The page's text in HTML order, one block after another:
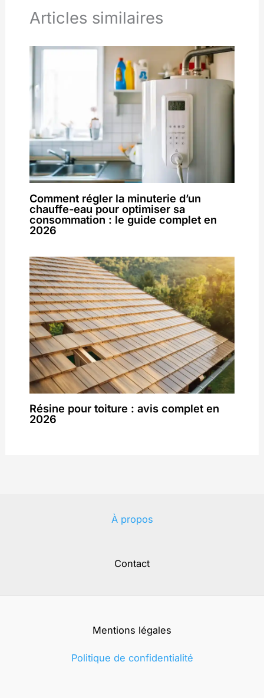
Articles similaires
Comment régler la minuterie d’un
chauffe-eau pour optimiser sa
consommation : le guide complet en
2026
Résine pour toiture : avis complet en
2026
À propos
Contact
Mentions légales
Politique de confidentialité